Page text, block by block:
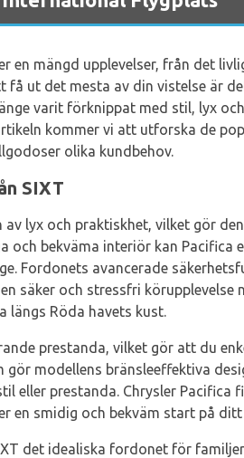
en mängd upplevelser, från det
få ut det mesta av din vistelse är
varit förknippat med stil, lyx
kommer vi att utforska de
olika kundbehov.
SIXT
lyx och praktiskhet, vilket gör
och bekväma interiör kan Pacifica
Fordonets avancerade
säker och stressfri körupplevelse
längs Röda havets kust.
prestanda, vilket gör att du
gör modellens bränsleeffektiva
eller prestanda. Chrysler Pacifica
en smidig och bekväm start på
det idealiska fordonet för